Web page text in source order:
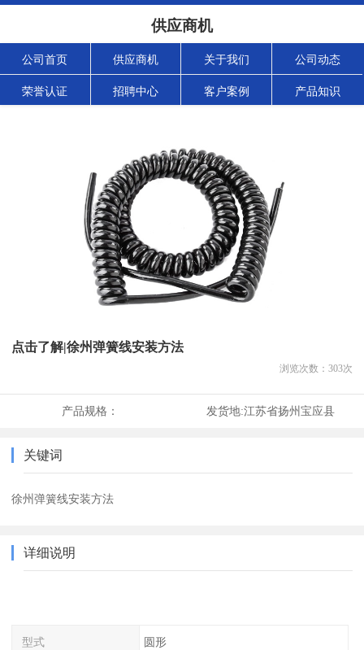
供应商机
公司首页 供应商机 关于我们 公司动态
荣誉认证 招聘中心 客户案例 产品知识
点击了解|徐州弹簧线安装方法
浏览次数： 303次
产品规格： 发货地:江苏省扬州宝应县
关键词
徐州弹簧线安装方法
详细说明
型式 圆形